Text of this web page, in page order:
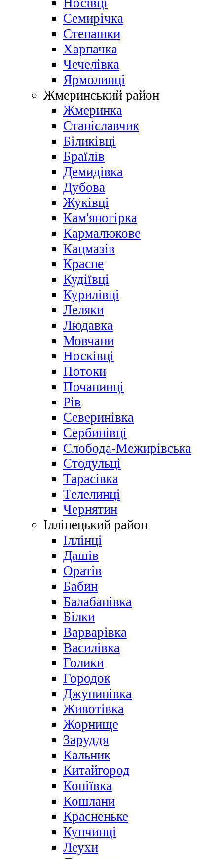
Носівці
Семирічка
Степашки
Харпачка
Чечелівка
Ярмолинці
Жмеринський район
Жмеринка
Станіславчик
Біликівці
Браїлів
Демидівка
Дубова
Жуківці
Кам'яногірка
Кармалюкове
Кацмазів
Красне
Кудіївці
Курилівці
Леляки
Людавка
Мовчани
Носківці
Потоки
Почапинці
Рів
Северинівка
Сербинівці
Слобода-Межирівська
Стодульці
Тарасівка
Телелинці
Чернятин
Іллінецький район
Іллінці
Дашів
Оратів
Бабин
Балабанівка
Білки
Варварівка
Василівка
Голики
Городок
Джупинівка
Животівка
Жорнище
Заруддя
Кальник
Китайгород
Копіївка
Кошлани
Красненьке
Купчинці
Леухи